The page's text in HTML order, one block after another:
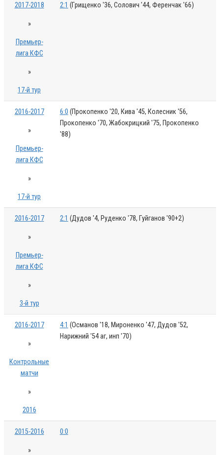
2017-2018
»
Премьер-
лига КФС
»
17-й тур
2:1 (Грищенко '36, Солович '44, Ференчак '66)
2016-2017
»
Премьер-
лига КФС
»
17-й тур
6:0 (Прокопенко '20, Кива '45, Колесник '56,
Прокопенко '70, Жабокрицкий '75, Прокопенко
'88)
2016-2017
»
Премьер-
лига КФС
»
3-й тур
2:1 (Дудов '4, Руденко '78, Гуйганов '90+2)
2016-2017
»
Контрольные
матчи
»
2016
4:1 (Османов '18, Мироненко '47, Дудов '52,
Нарижний '54 аг, инп '70)
2015-2016
»
0:0